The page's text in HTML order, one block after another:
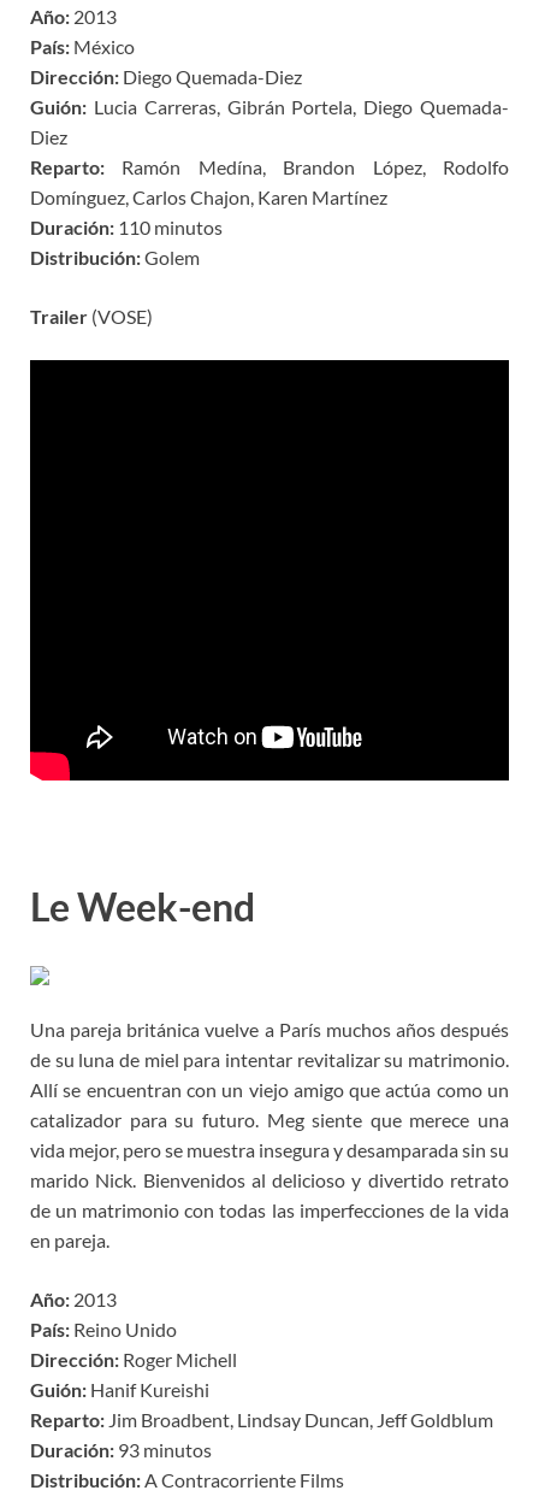
Año: 2013
País: México
Dirección: Diego Quemada-Diez
Guión: Lucia Carreras, Gibrán Portela, Diego Quemada-
Diez
Reparto: Ramón Medína, Brandon López, Rodolfo
Domínguez, Carlos Chajon, Karen Martínez
Duración: 110 minutos
Distribución:Golem
Trailer (VOSE)
Le Week-end
Una pareja británica vuelve a París muchos años después
de su luna de miel para intentar revitalizar su matrimonio.
Allí se encuentran con un viejo amigo que actúa como un
catalizador para su futuro. Meg siente que merece una
vida mejor, pero se muestra insegura y desamparada sin su
marido Nick. Bienvenidos al delicioso y divertido retrato
de un matrimonio con todas las imperfecciones de la vida
en pareja.
Año: 2013
País: Reino Unido
Dirección: Roger Michell
Guión: Hanif Kureishi
Reparto: Jim Broadbent, Lindsay Duncan, Jeff Goldblum
Duración: 93 minutos
Distribución: A Contracorriente Films